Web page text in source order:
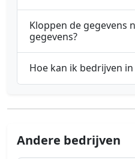
Kloppen de gegevens
gegevens?
Hoe kan ik bedrijven
Andere bedrijven